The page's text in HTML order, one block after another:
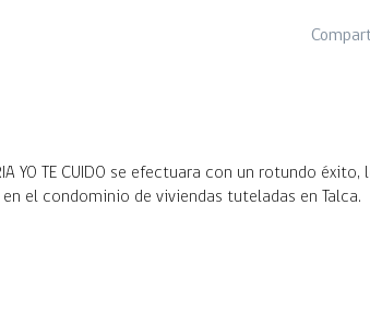
YO TE CUIDO se efectuara con un rotundo
el condominio de viviendas tuteladas en Talca.